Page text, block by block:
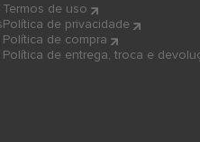
Termos de uso
Política de privacidade
Política de compra
Política de entrega, troca e